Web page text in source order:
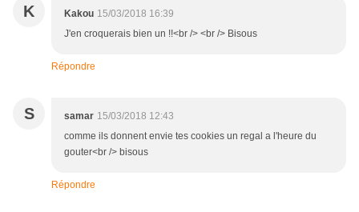
K Kakou 15/03/2018 16:39
J'en croquerais bien un !!<br /> <br /> Bisous
Répondre
S samar 15/03/2018 12:43
comme ils donnent envie tes cookies un regal a l'heure du
gouter<br /> bisous
Répondre